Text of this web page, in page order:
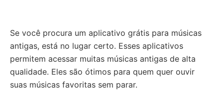
Se você procura um aplicativo grátis para músicas
antigas, está no lugar certo. Esses aplicativos
permitem acessar muitas músicas antigas de alta
qualidade. Eles são ótimos para quem quer ouvir
suas músicas favoritas sem parar.